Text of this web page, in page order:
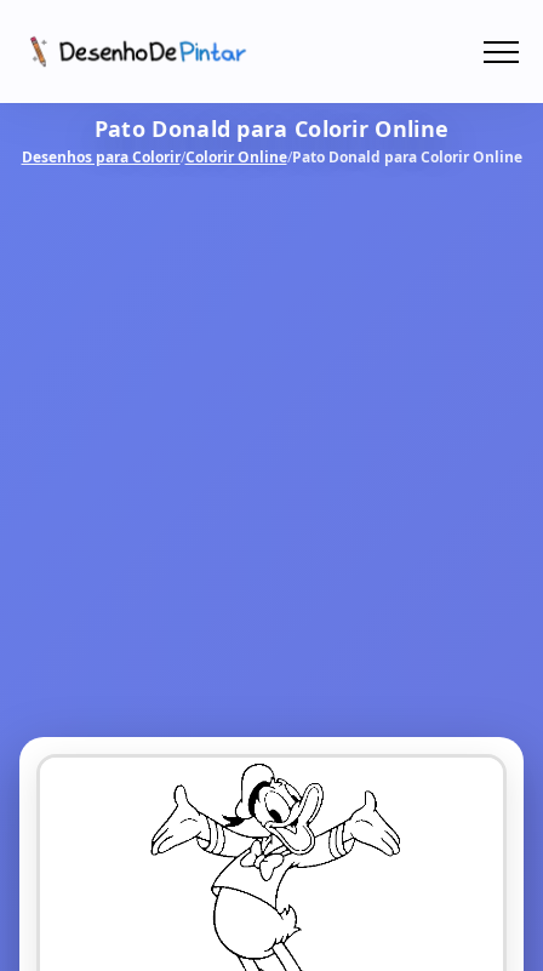
Coletâneas de Desenhos - PDF
Pato Donald para Colorir Online
Desenhos para Colorir/Colorir Online/Pato Donald para Colorir Online